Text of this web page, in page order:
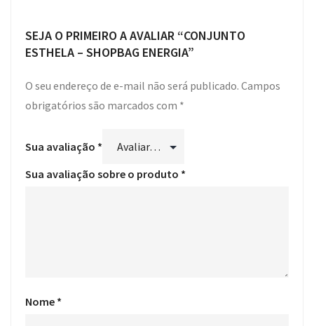
SEJA O PRIMEIRO A AVALIAR “CONJUNTO
ESTHELA – SHOPBAG ENERGIA”
O seu endereço de e-mail não será publicado. Campos
obrigatórios são marcados com *
Sua avaliação *
Sua avaliação sobre o produto *
Nome *